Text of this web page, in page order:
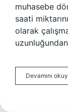
muhasebe
saati
olarak
Devamını